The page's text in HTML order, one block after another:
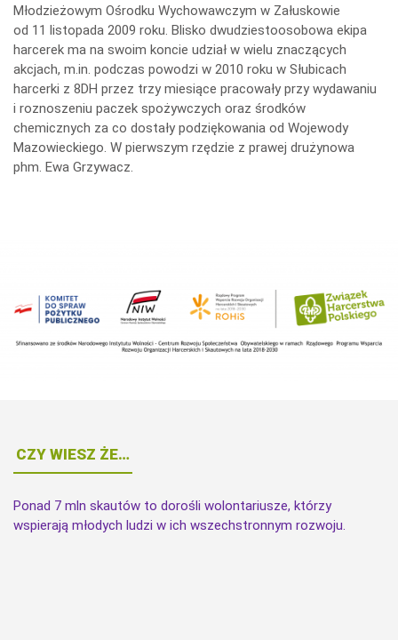
Młodzieżowym Ośrodku Wychowawczym w Załuskowie
od 11 listopada 2009 roku. Blisko dwudziestoosobowa ekipa
harcerek ma na swoim koncie udział w wielu znaczących
akcjach, m.in. podczas powodzi w 2010 roku w Słubicach
harcerki z 8DH przez trzy miesiące pracowały przy wydawaniu
i roznoszeniu paczek spożywczych oraz środków
chemicznych za co dostały podziękowania od Wojewody
Mazowieckiego. W pierwszym rzędzie z prawej drużynowa
phm. Ewa Grzywacz.
CZY WIESZ ŻE…
Ponad 7 mln skautów to dorośli wolontariusze, którzy
wspierają młodych ludzi w ich wszechstronnym rozwoju.